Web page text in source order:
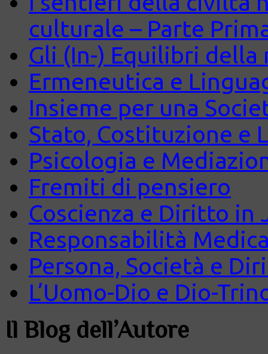
culturale – Parte
Gli (In-) Equilibri della
Ermeneutica e
Insieme per una
Stato, Costituzione e
Psicologia e
Fremiti di pensiero
Coscienza e Diritto in
Responsabilità
Persona, Società e
L’Uomo-Dio e Dio-
Il Blog dell’Autore